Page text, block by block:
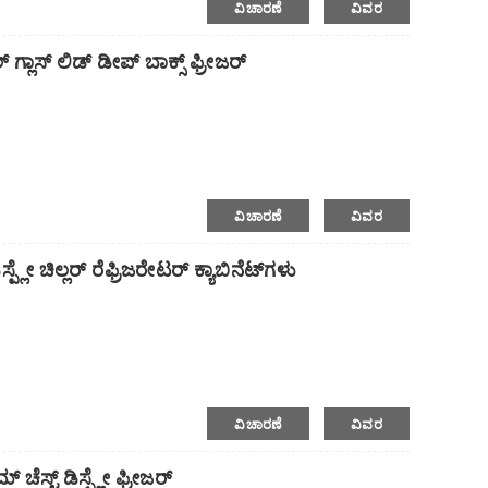
ಮುಗಿಸಲಾಗಿದೆ.
ಸ್ಲೈಡಿಂಗ್ ಬಾಗಿಲು.
ಕಂಡೆನ್ಸರ್.
ವಿಚಾರಣೆ ವಿವರ
ಗ್ಲಾಸ್ ಲಿಡ್ ಡೀಪ್ ಬಾಕ್ಸ್ ಫ್ರೀಜರ್
ವಿಚಾರಣೆ ವಿವರ
ಚಿಲ್ಲರ್ ರೆಫ್ರಿಜರೇಟರ್ ಕ್ಯಾಬಿನೆಟ್‌ಗಳು
ವಿಚಾರಣೆ ವಿವರ
ಚೆಸ್ಟ್ ಡಿಸ್ಪ್ಲೇ ಫ್ರೀಜರ್